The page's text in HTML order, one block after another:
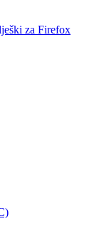
za Firefox